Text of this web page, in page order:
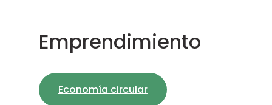
Emprendimiento
Economía circular